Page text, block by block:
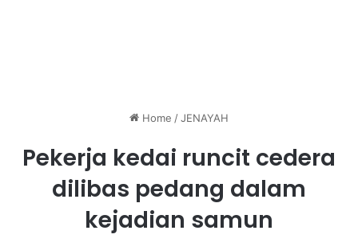
Home /JENAYAH
Pekerja kedai runcit cedera
dilibas pedang dalam
kejadian samun